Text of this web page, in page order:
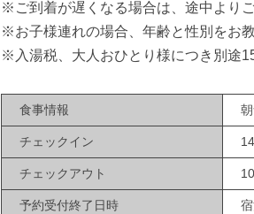
※ご到着が遅くなる場合は、途中よりご
※お子様連れの場合、年齢と性別をお教
※入湯税、大人おひとり様につき別途
食事情報
チェックイン
チェックアウト
予約受付終了日時